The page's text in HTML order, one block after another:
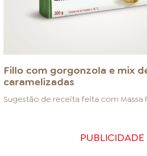
Fillo com gorgonzola e mix
caramelizadas
Sugestão de receita feita com Massa
PUBLICIDADE